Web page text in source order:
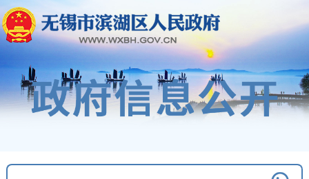
社会保险
养老服务
就业信息
乡村振兴
环境保护
安全生产